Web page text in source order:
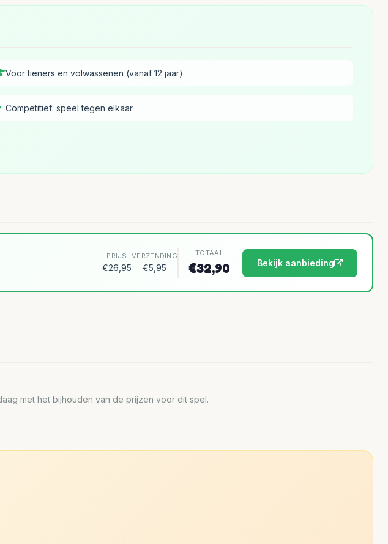
Voor tieners en volwassenen (vanaf 12 jaar)
Competitief: speel tegen elkaar
PRIJS
€26,95
VERZENDING
€5,95
TOTAAL
€32,90 Bekijk aanbieding
met het bijhouden van de prijzen voor dit spel.